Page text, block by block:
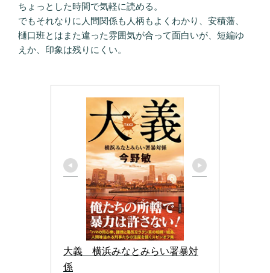
ちょっとした時間で気軽に読める。
でもそれなりに人間関係も人柄もよくわかり、安積藩、
樋口班とはまた違った雰囲気が合って面白いが、短編ゆ
えか、印象は残りにくい。
大義　横浜みなとみらい署暴対
係